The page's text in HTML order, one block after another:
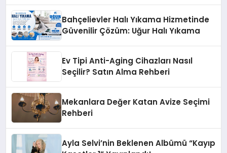
Bahçelievler Halı Yıkama Hizmetinde
Güvenilir Çözüm: Uğur Halı Yıkama
Ev Tipi Anti-Aging Cihazları Nasıl
Seçilir? Satın Alma Rehberi
Mekanlara Değer Katan Avize Seçimi
Rehberi
Ayla Selvi’nin Beklenen Albümü “Kayıp